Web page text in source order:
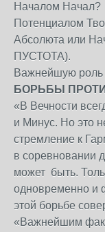
Началом Начал?
Потенциалом
Абсолюта или
ПУСТОТА).
Важнейшую роль
БОРЬБЫ
«В Вечности
и Минус. Но это
стремление к
в соревновании
может быть.
одновременно и
этой борьбе
«Важнейшим